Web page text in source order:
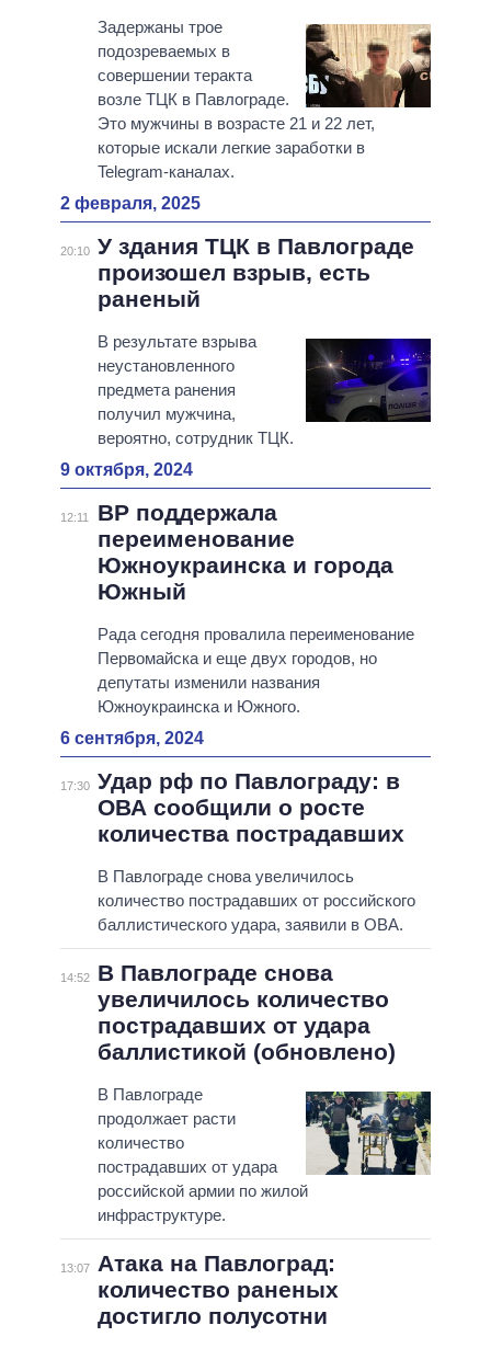
Задержаны трое
подозреваемых в
совершении теракта
возле ТЦК в Павлограде.
Это мужчины в возрасте 21 и 22 лет,
которые искали легкие заработки в
Telegram-каналах.
2 февраля, 2025
20:10 У здания ТЦК в Павлограде
произошел взрыв, есть
раненый
В результате взрыва
неустановленного
предмета ранения
получил мужчина,
вероятно, сотрудник ТЦК.
9 октября, 2024
12:11
ВР поддержала
переименование
Южноукраинска и города
Южный
Рада сегодня провалила переименование
Первомайска и еще двух городов, но
депутаты изменили названия
Южноукраинска и Южного.
6 сентября, 2024
17:30 Удар рф по Павлограду: в
ОВА сообщили о росте
количества пострадавших
В Павлограде снова увеличилось
количество пострадавших от российского
баллистического удара, заявили в ОВА.
14:52
В Павлограде снова
увеличилось количество
пострадавших от удара
баллистикой (обновлено)
В Павлограде
продолжает расти
количество
пострадавших от удара
российской армии по жилой
инфраструктуре.
13:07
Атака на Павлоград:
количество раненых
достигло полусотни